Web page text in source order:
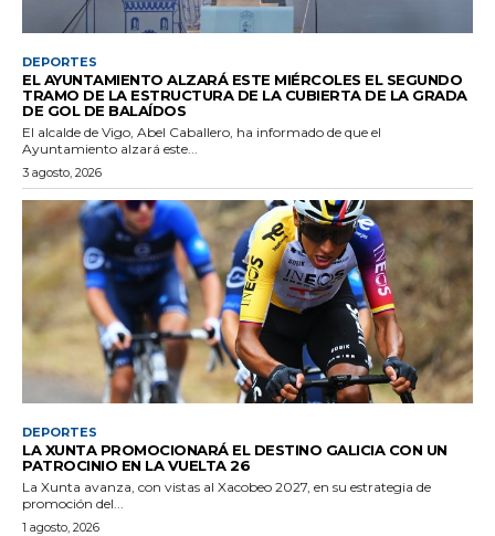
DEPORTES
EL AYUNTAMIENTO ALZARÁ ESTE MIÉRCOLES EL SEGUNDO
TRAMO DE LA ESTRUCTURA DE LA CUBIERTA DE LA GRADA
DE GOL DE BALAÍDOS
El alcalde de Vigo, Abel Caballero, ha informado de que el
Ayuntamiento alzará este...
3 agosto, 2026
DEPORTES
LA XUNTA PROMOCIONARÁ EL DESTINO GALICIA CON UN
PATROCINIO EN LA VUELTA 26
La Xunta avanza, con vistas al Xacobeo 2027, en su estrategia de
promoción del...
1 agosto, 2026